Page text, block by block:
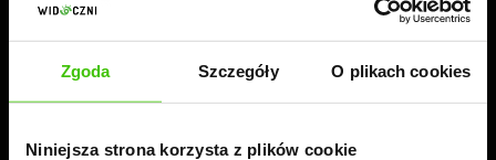
Zgoda Szczegóły O plikach cookies
Niniejsza strona korzysta z plików cookie
WIDOCZNI
ul. Złotowska 41